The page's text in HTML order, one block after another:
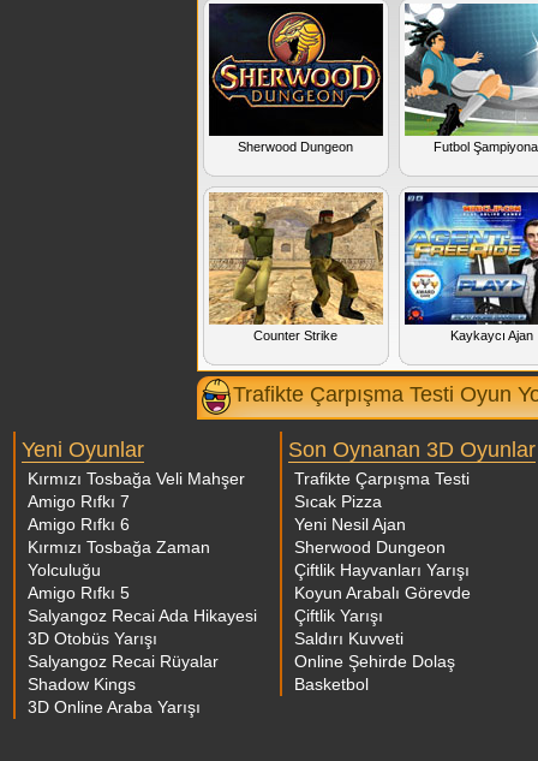
Sherwood Dungeon Futbol
Counter Strike Kaykaycı Ajan
Trafikte Çarpışma Testi Oyun
Yeni Oyunlar
Kırmızı Tosbağa Veli Mahşer
Amigo Rıfkı 7
Amigo Rıfkı 6
Kırmızı Tosbağa Zaman
Yolculuğu
Amigo Rıfkı 5
Salyangoz Recai Ada Hikayesi
3D Otobüs Yarışı
Salyangoz Recai Rüyalar
Shadow Kings
3D Online Araba Yarışı
Son Oynanan 3D Oyunlar
Trafikte Çarpışma Testi
Sıcak Pizza
Yeni Nesil Ajan
Sherwood Dungeon
Çiftlik Hayvanları Yarışı
Koyun Arabalı Görevde
Çiftlik Yarışı
Saldırı Kuvveti
Online Şehirde Dolaş
Basketbol